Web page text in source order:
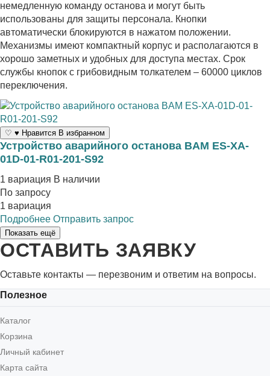
немедленную команду останова и могут быть
использованы для защиты персонала. Кнопки
автоматически блокируются в нажатом положении.
Механизмы имеют компактный корпус и располагаются в
хорошо заметных и удобных для доступа местах. Срок
службы кнопок с грибовидным толкателем – 60000 циклов
переключения.
♡ ♥ Нравится В избранном
Устройство аварийного останова BAM ES-XA-
01D-01-R01-201-S92
1 вариация В наличии
По запросу
1 вариация
Подробнее Отправить запрос
Показать ещё
ОСТАВИТЬ ЗАЯВКУ
Оставьте контакты — перезвоним и ответим на вопросы.
Полезное
Каталог
Корзина
Личный кабинет
Карта сайта